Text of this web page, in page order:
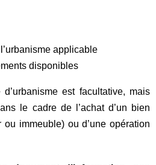
applicable
disponibles
est facultative, mais
le cadre de l’achat d’un bien
immeuble) ou d’une opération